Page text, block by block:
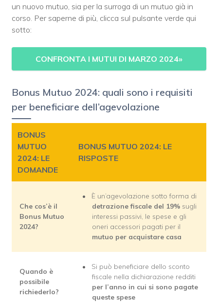
un nuovo mutuo, sia per la surroga di un mutuo già in
corso. Per saperne di più, clicca sul pulsante verde qui
sotto:
CONFRONTA I MUTUI DI MARZO 2024»
Bonus Mutuo 2024: quali sono i requisiti
per beneficiare dell’agevolazione
BONUS
MUTUO
2024: LE
DOMANDE
BONUS MUTUO 2024: LE
RISPOSTE
Che cos’è il
Bonus Mutuo
2024?
È un’agevolazione sotto forma di
detrazione fiscale del 19% sugli
interessi passivi, le spese e gli
oneri accessori pagati per il
mutuo per acquistare casa
Quando è
possibile
richiederlo?
Si può beneficiare dello sconto
fiscale nella dichiarazione redditi
per l’anno in cui si sono pagate
queste spese